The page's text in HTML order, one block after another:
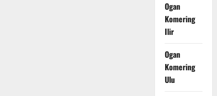
Ogan
Komering
Ilir
Ogan
Komering
Ulu